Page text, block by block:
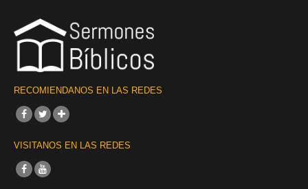
RECOMIENDANOS EN LAS REDES
VISITANOS EN LAS REDES